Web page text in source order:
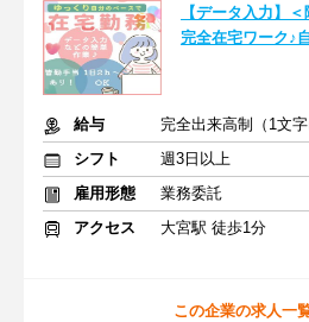
【データ入力】
完全在宅ワーク♪
給与
シフト
週3日以上
雇用形態
業務委託
アクセス
大宮駅 徒歩1分
この企業の求人一